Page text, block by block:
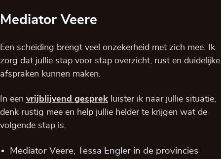
Mediator Veere
Een scheiding brengt veel onzekerheid met zich mee. Ik
zorg dat jullie stap voor stap overzicht, rust en duidelijke
afspraken kunnen maken.
In een vrijblijvend gesprek luister ik naar jullie situatie,
denk rustig mee en help jullie helder te krijgen wat de
volgende stap is.
Mediator Veere, Tessa Engler in de provincies